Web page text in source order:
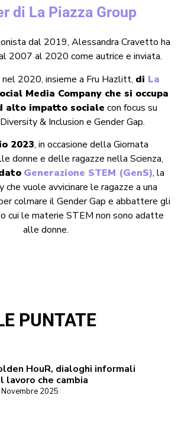
di La Piazza Group
dal 2019, Alessandra Cravetto ha
2007 al 2020 come autrice e inviata.
nel 2020, insieme a Fru Hazlitt, di La
Media Company che si occupa
alto impatto sociale con focus su
& Inclusion e Gender Gap.
2023, in occasione della Giornata
donne e delle ragazze nella Scienza,
Generazione STEM (GenS), la
che vuole avvicinare le ragazze a una
colmare il Gender Gap e abbattere gli
cui le materie STEM non sono adatte
alle donne.
PUNTATE
HouR, dialoghi informali
lavoro che cambia
2025